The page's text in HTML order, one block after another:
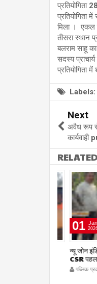
प्रतियोगिता
प्रतियोगिता
मिला । एकल
तीसरा स्थान
बलराम साहू
सदस्य
प्रतियोगिता
Labels:
Next
अवैध रूप
01 Jan
2026
न्यू जोन
CSR पहल
एम्बुलेंस सेवा
पब्लिक